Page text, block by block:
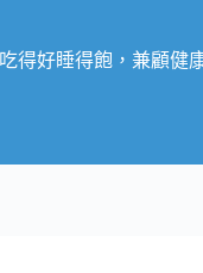
吃得好睡得飽，兼顧健